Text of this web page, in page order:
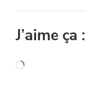
J’aime ça :
Chargement…